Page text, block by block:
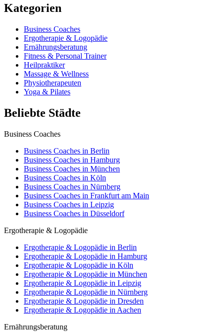
Kategorien
Business Coaches
Ergotherapie & Logopädie
Ernährungsberatung
Fitness & Personal Trainer
Heilpraktiker
Massage & Wellness
Physiotherapeuten
Yoga & Pilates
Beliebte Städte
Business Coaches
Business Coaches in Berlin
Business Coaches in Hamburg
Business Coaches in München
Business Coaches in Köln
Business Coaches in Nürnberg
Business Coaches in Frankfurt am Main
Business Coaches in Leipzig
Business Coaches in Düsseldorf
Ergotherapie & Logopädie
Ergotherapie & Logopädie in Berlin
Ergotherapie & Logopädie in Hamburg
Ergotherapie & Logopädie in Köln
Ergotherapie & Logopädie in München
Ergotherapie & Logopädie in Leipzig
Ergotherapie & Logopädie in Nürnberg
Ergotherapie & Logopädie in Dresden
Ergotherapie & Logopädie in Aachen
Ernährungsberatung